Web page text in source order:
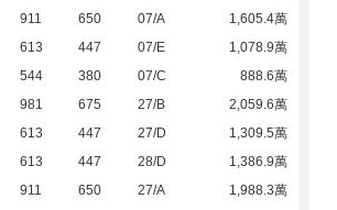
911 650 07/A
1,605.4萬
613 447 07/E
1,078.9萬
544 380 07/C
888.6萬
981 675 27/B
2,059.6萬
613 447 27/D
1,309.5萬
613 447 28/D
1,386.9萬
911 650 27/A
1,988.3萬